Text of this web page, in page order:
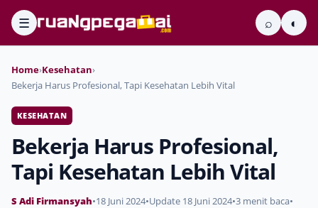
☰ ⌕ ◐
Home›Kesehatan›
Bekerja Harus Profesional, Tapi Kesehatan Lebih Vital
KESEHATAN
Bekerja Harus Profesional,
Tapi Kesehatan Lebih Vital
S Adi Firmansyah•18 Juni 2024•Update 18 Juni 2024•3 menit baca•